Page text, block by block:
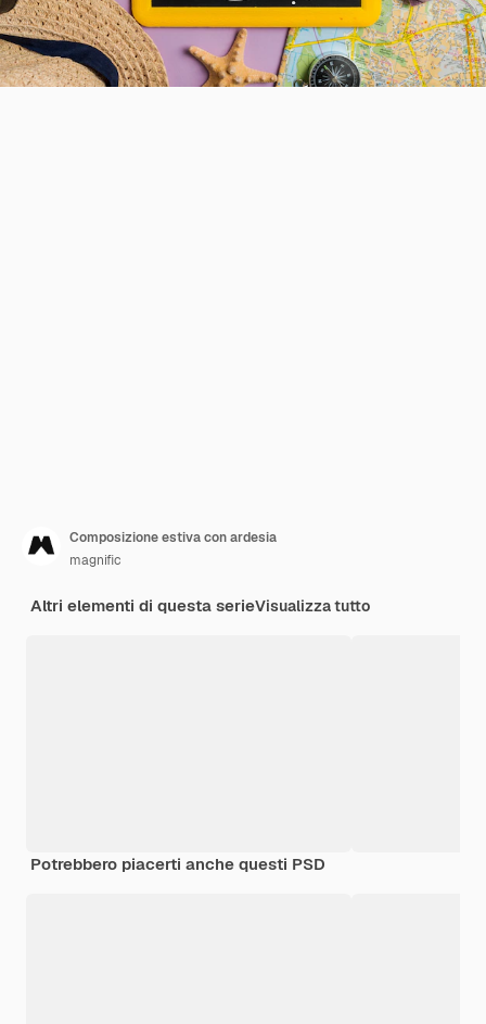
Composizione estiva con ardesia
magnific
Altri elementi di questa serieVisualizza tutto
Potrebbero piacerti anche questi PSD